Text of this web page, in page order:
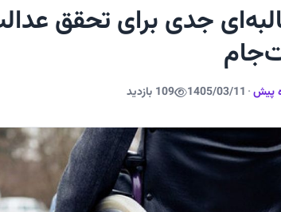
جدی برای تحقق
·
1405/03/11 109 بازدید